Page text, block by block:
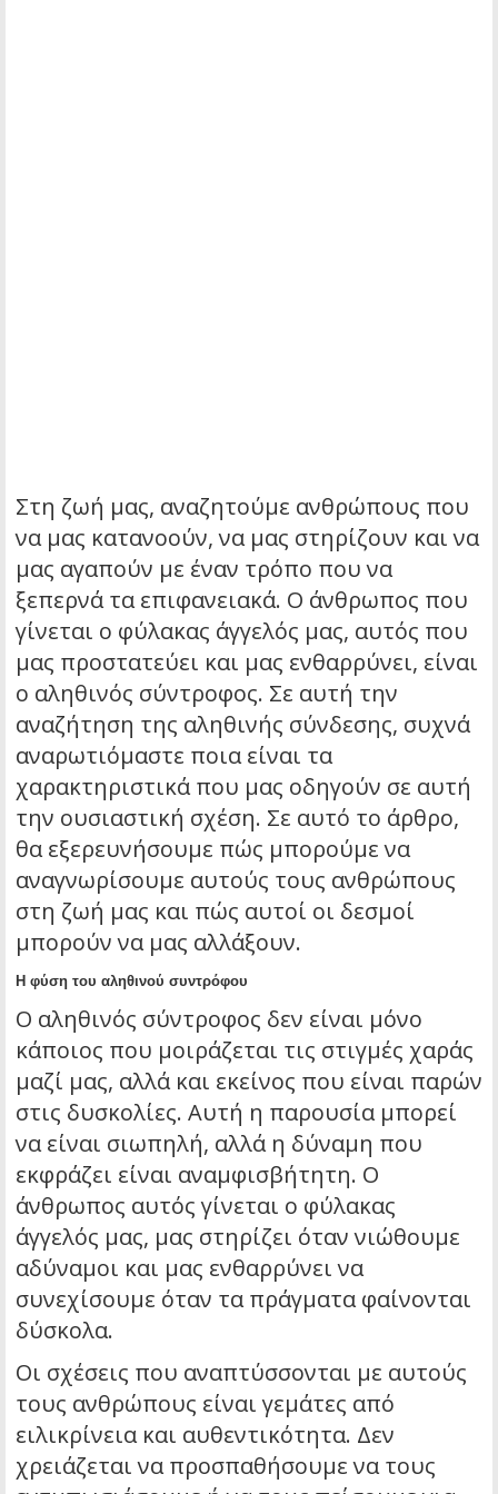
Στη ζωή μας, αναζητούμε ανθρώπους που
να μας κατανοούν, να μας στηρίζουν και να
μας αγαπούν με έναν τρόπο που να
ξεπερνά τα επιφανειακά. Ο άνθρωπος που
γίνεται ο φύλακας άγγελός μας, αυτός που
μας προστατεύει και μας ενθαρρύνει, είναι
ο αληθινός σύντροφος. Σε αυτή την
αναζήτηση της αληθινής σύνδεσης, συχνά
αναρωτιόμαστε ποια είναι τα
χαρακτηριστικά που μας οδηγούν σε αυτή
την ουσιαστική σχέση. Σε αυτό το άρθρο,
θα εξερευνήσουμε πώς μπορούμε να
αναγνωρίσουμε αυτούς τους ανθρώπους
στη ζωή μας και πώς αυτοί οι δεσμοί
μπορούν να μας αλλάξουν.
Η φύση του αληθινού συντρόφου
Ο αληθινός σύντροφος δεν είναι μόνο
κάποιος που μοιράζεται τις στιγμές χαράς
μαζί μας, αλλά και εκείνος που είναι παρών
στις δυσκολίες. Αυτή η παρουσία μπορεί
να είναι σιωπηλή, αλλά η δύναμη που
εκφράζει είναι αναμφισβήτητη. Ο
άνθρωπος αυτός γίνεται ο φύλακας
άγγελός μας, μας στηρίζει όταν νιώθουμε
αδύναμοι και μας ενθαρρύνει να
συνεχίσουμε όταν τα πράγματα φαίνονται
δύσκολα.
Οι σχέσεις που αναπτύσσονται με αυτούς
τους ανθρώπους είναι γεμάτες από
ειλικρίνεια και αυθεντικότητα. Δεν
χρειάζεται να προσπαθήσουμε να τους